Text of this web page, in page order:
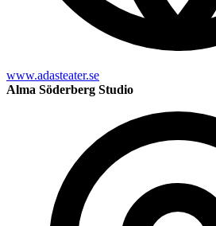
www.adasteater.se
Alma Söderberg Studio